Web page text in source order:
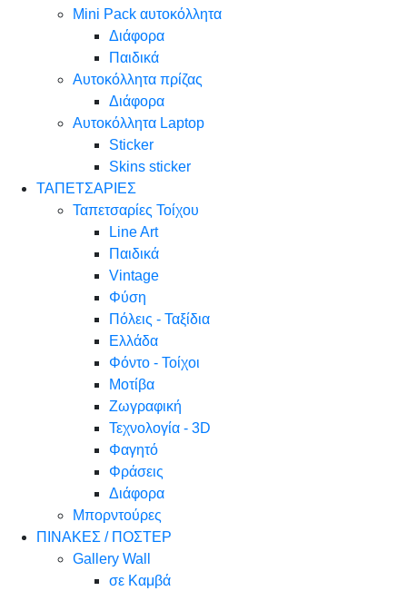
Mini Pack αυτοκόλλητα
Διάφορα
Παιδικά
Αυτοκόλλητα πρίζας
Διάφορα
Αυτοκόλλητα Laptop
Sticker
Skins sticker
ΤΑΠΕΤΣΑΡΙΕΣ
Ταπετσαρίες Τοίχου
Line Art
Παιδικά
Vintage
Φύση
Πόλεις - Ταξίδια
Ελλάδα
Φόντο - Τοίχοι
Μοτίβα
Ζωγραφική
Τεχνολογία - 3D
Φαγητό
Φράσεις
Διάφορα
Μπορντούρες
ΠΙΝΑΚΕΣ / ΠΟΣΤΕΡ
Gallery Wall
σε Καμβά